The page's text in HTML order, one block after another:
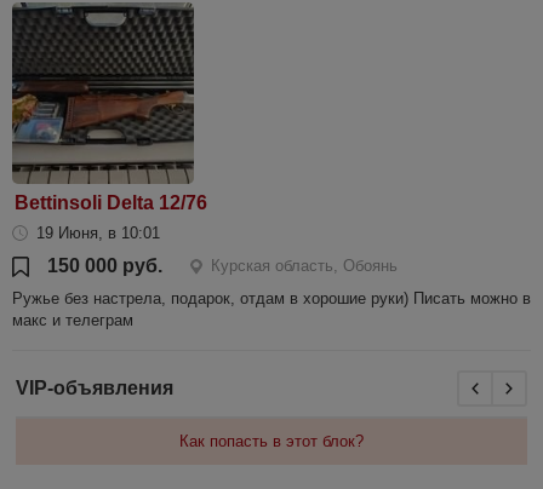
Bettinsoli Delta 12/76
19 Июня, в 10:01
150 000 руб.
Курская область, Обоянь
Ружье без настрела, подарок, отдам в хорошие руки) Писать можно в
макс и телеграм
VIP-объявления
Как попасть в этот блок?